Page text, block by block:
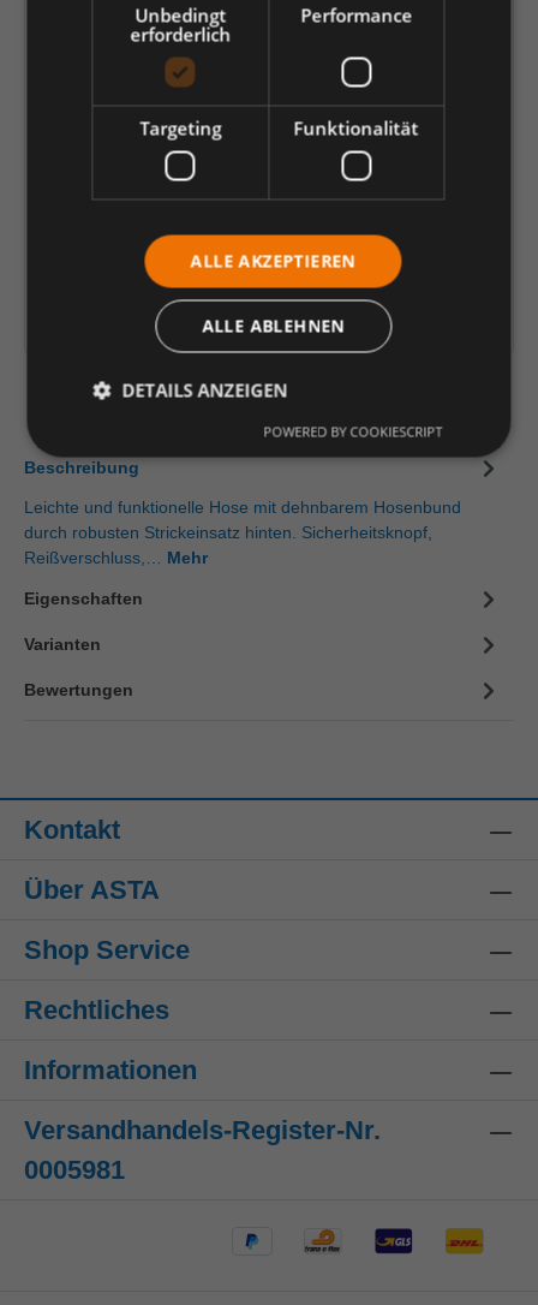
3XL 4XL 6XL L
XS
*
Einheit
In den Warenkorb
Artikelinformationen herunterladen
Beschreibung
Leichte und funktionelle Hose mit dehnbarem Hosenbund
durch robusten Strickeinsatz hinten. Sicherheitsknopf,
Reißverschluss,… Mehr
Eigenschaften
Varianten
Bewertungen
Kontakt
Über ASTA
Shop Service
Rechtliches
Informationen
Versandhandels-Register-Nr.
0005981
Unbedingt
erforderlich
Performance
Targeting Funktionalität
ALLE AKZEPTIEREN
ALLE ABLEHNEN
DETAILS ANZEIGEN
POWERED BY COOKIESCRIPT